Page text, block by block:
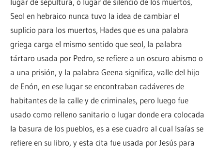
Seol en hebraico nunca tuvo la idea de cambiar el
suplicio para los muertos, Hades que es una palabra
griega carga el mismo sentido que seol, la palabra
tártaro usada por Pedro, se refiere a un oscuro abismo o
a una prisión, y la palabra Geena significa, valle del hijo
de Enón, en ese lugar se encontraban cadáveres de
habitantes de la calle y de criminales, pero luego fue
usado como relleno sanitario o lugar donde era colocada
la basura de los pueblos, es a ese cuadro al cual Isaías se
refiere en su libro, y esta cita fue usada por Jesús para